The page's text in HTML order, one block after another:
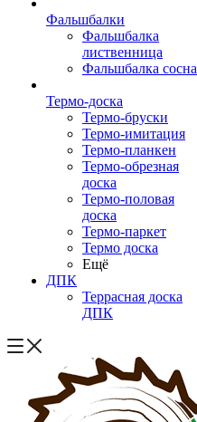
Фальшбалки
Фальшбалка
лиственница
Фальшбалка сосна
Термо-доска
Термо-бруски
Термо-имитация
Термо-планкен
Термо-обрезная
доска
Термо-половая
доска
Термо-паркет
Термо доска
Ещё
ДПК
Террасная доска
ДПК